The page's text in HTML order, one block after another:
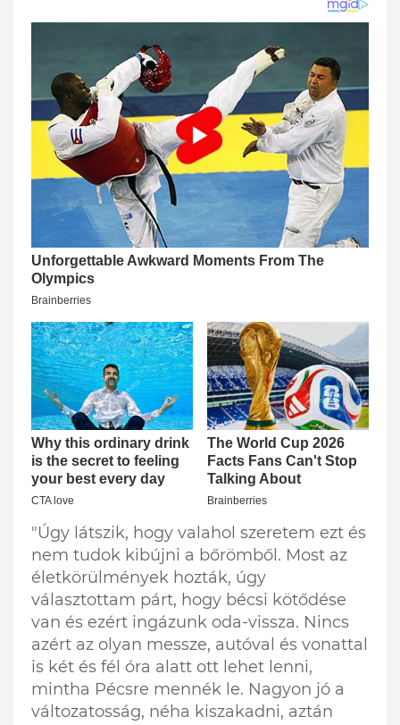
"Úgy látszik, hogy valahol szeretem ezt és
nem tudok kibújni a bőrömből. Most az
életkörülmények hozták, úgy
választottam párt, hogy bécsi kötődése
van és ezért ingázunk oda-vissza. Nincs
azért az olyan messze, autóval és vonattal
is két és fél óra alatt ott lehet lenni,
mintha Pécsre mennék le. Nagyon jó a
változatosság, néha kiszakadni, aztán